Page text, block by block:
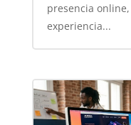
presencia
experiencia...